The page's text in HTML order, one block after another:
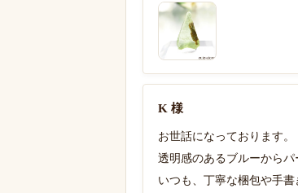
K 様
お世話になっております
透明感のあるブルーからパ
いつも、丁寧な梱包や手